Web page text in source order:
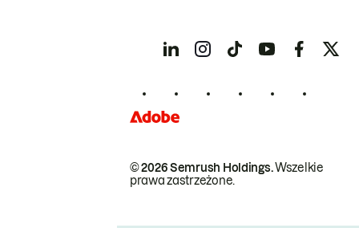
© 2026 Semrush Holdings.Wszelkie
prawa zastrzeżone.